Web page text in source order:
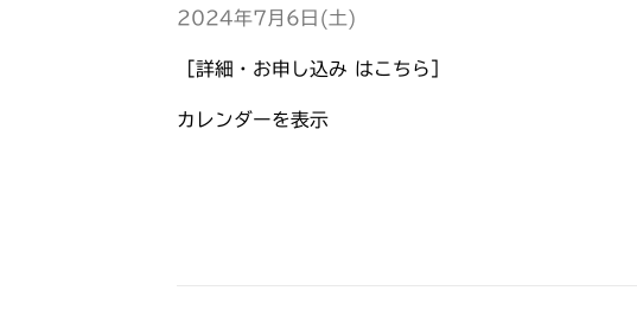
2024年7月6日(土)
［詳細・お申し込み はこちら］
カレンダーを表示